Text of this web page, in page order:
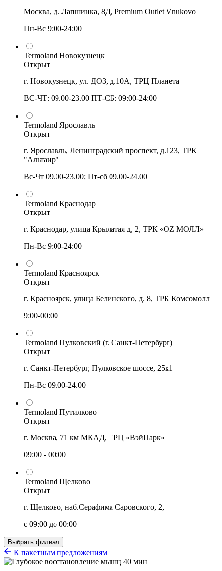
Москва, д. Лапшинка, 8Д, Premium Outlet Vnukovo
Пн-Вс 9:00-24:00
Termoland Новокузнецк
Открыт
г. Новокузнецк, ул. ДОЗ, д.10А, ТРЦ Планета
ВС-ЧТ: 09.00-23.00 ПТ-СБ: 09:00-24:00
Termoland Ярославль
Открыт
г. Ярославль, Ленинградский проспект, д.123, ТРК
"Альтаир"
Вс-Чт 09.00-23.00; Пт-сб 09.00-24.00
Termoland Краснодар
Открыт
г. Краснодар, улица Крылатая д, 2, ТРК «OZ МОЛЛ»
Пн-Вс 9:00-24:00
Termoland Красноярск
Открыт
г. Красноярск, улица Белинского, д. 8, ТРК Комсомолл
9:00-00:00
Termoland Пулковский (г. Санкт-Петербург)
Открыт
г. Санкт-Петербург, Пулковское шоссе, 25к1
Пн-Вс 09.00-24.00
Termoland Путилково
Открыт
г. Москва, 71 км МКАД, ТРЦ «ВэйПарк»
09:00 - 00:00
Termoland Щелково
Открыт
г. Щелково, наб.Серафима Саровского, 2,
с 09:00 до 00:00
Выбрать филиал
К пакетным предложениям